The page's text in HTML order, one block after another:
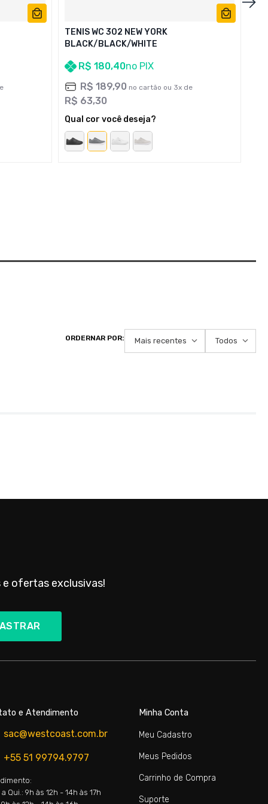
TENIS WC 302 NEW YORK
BLACK/BLACK/WHITE
R$ 180,40no PIX
R$ 189,90 no cartão ou 3x de
R$ 63,30
Qual cor você deseja?
Mais recentes Todos
e ofertas exclusivas!
e Atendimento
sac@westcoast.com.br
+55 51 99794.9797
Qui.: 9h às 12h - 14h às 17h
Minha Conta
Meu Cadastro
Meus Pedidos
Carrinho de Compra
Suporte